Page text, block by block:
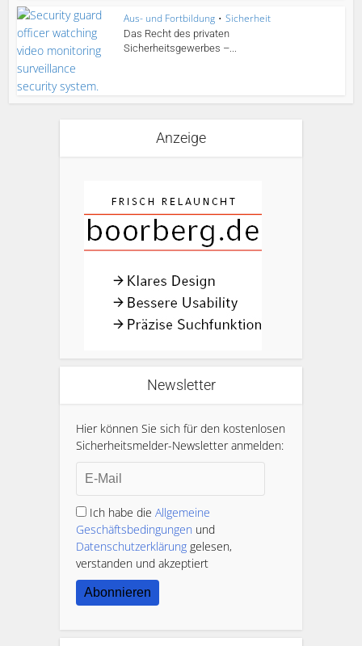
Aus- und Fortbildung • Sicherheit
Das Recht des privaten
Sicherheitsgewerbes –...
Anzeige
Newsletter
Hier können Sie sich für den kostenlosen
Sicherheitsmelder-Newsletter anmelden:
Ich habe die Allgemeine
Geschäftsbedingungen und
Datenschutzerklärung gelesen,
verstanden und akzeptiert
Abonnieren